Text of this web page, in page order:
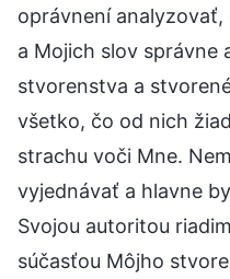
oprávnení
a Mojich slov správne
stvorenstva a
všetko, čo od nich
strachu voči Mne.
vyjednávať a hlavne
Svojou autoritou
súčasťou Môjho